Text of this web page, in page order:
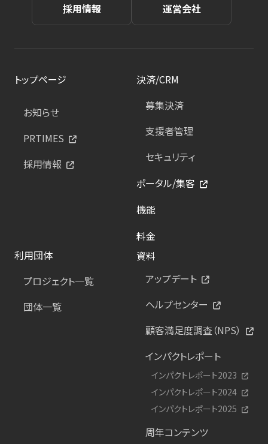
採用情報 運営会社
トップページ
お知らせ
PRTIMES
採用情報
決済/CRM
募集決済
支援者管理
セキュリティ
ポータル/集客
機能
料金
利用団体
プロジェクト一覧
団体一覧
資料
アップデート
ヘルプセンター
顧客満足度調査（NPS）
インパクトレポート
インパクトレポート2023
インパクトレポート2024
インパクトレポート2025
周年コンテンツ